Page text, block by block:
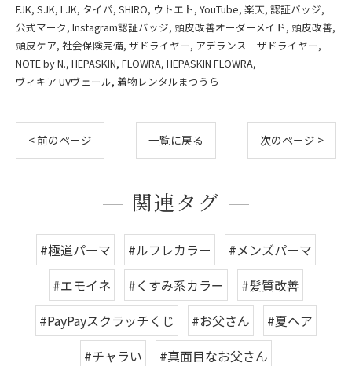
FJK SJK LJK タイパ SHIRO ウトエト YouTube 楽天 認証バッジ
公式マーク Instagram認証バッジ 頭皮改善オーダーメイド 頭皮改善
頭皮ケア 社会保険完備 ザドライヤー アデランス ザドライヤー
NOTE by N. HEPASKIN FLOWRA HEPASKIN FLOWRA
ヴィキア UVヴェール 着物レンタルまつうら
< 前のページ 一覧に戻る 次のページ >
関連タグ
#極道パーマ #ルフレカラー
#メンズパーマ
#エモイネ
#くすみ系カラー
#髪質改善
#PayPayスクラッチくじ
#お父さん
#夏ヘア
#チャラい
#真面目なお父さん